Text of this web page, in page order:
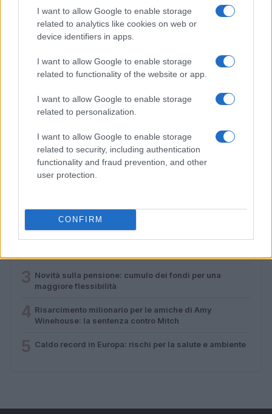
I want to allow Google to enable storage
related to analytics like cookies on web or
device identifiers in apps.
I want to allow Google to enable storage
related to functionality of the website or app.
I want to allow Google to enable storage
related to personalization.
I want to allow Google to enable storage
related to security, including authentication
functionality and fraud prevention, and other
user protection.
CONFIRM
Caldo record in Europa: rischi per la salute e ambiente
PIÙ LETTI
1
non perdere
2 L’Italia nel 2050: un futuro di sfide demografiche ed
Novità sulla pensione: cumulo dei fondi per una
maggiore flessibilità
Risarcimento milionario per le amiche di Amy
Winehouse: la sentenza contro Mitch
Caldo record in Europa: rischi per la salute e ambiente